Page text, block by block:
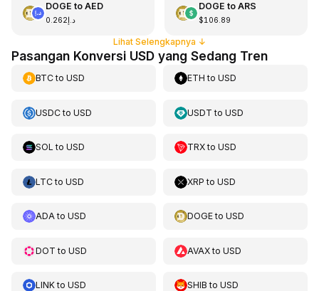
DOGE to AED
د.إ0.262
DOGE to ARS
$106.89
Lihat Selengkapnya ↓
Pasangan Konversi USD yang Sedang Tren
BTCto USD ETH toUSD
USDCto USD USDT toUSD
SOL to USD TRXtoUSD
LTCto USD XRP toUSD
ADAto USD DOGEtoUSD
DOT to USD AVAXtoUSD
LINKto USD SHIB toUSD